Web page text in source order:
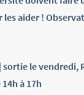
aider !
le vendredi,
à 17h